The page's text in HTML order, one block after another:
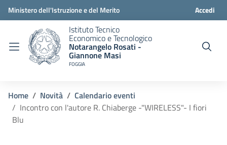
Ministero dell'Istruzione e del Merito Accedi
Istituto Tecnico
Economico e Tecnologico
Notarangelo Rosati -
Giannone Masi
FOGGIA
Home Novità
Calendario eventi
Incontro con l'autore R. Chiaberge -"WIRELESS"- I fiori
Blu